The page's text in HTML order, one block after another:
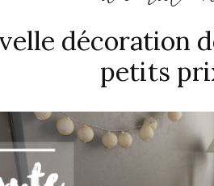
décoration
petits